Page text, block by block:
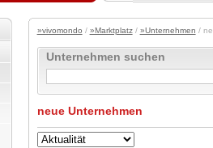
»vivomondo / »Marktplatz/ »Unternehmen /
Unternehmen suchen
neue Unternehmen